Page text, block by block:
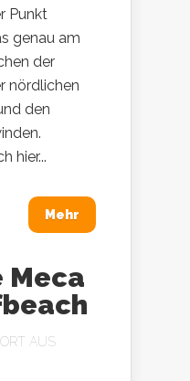
Punkt
genau am
der
nördlichen
den
hier...
Mehr
Meca
AUS